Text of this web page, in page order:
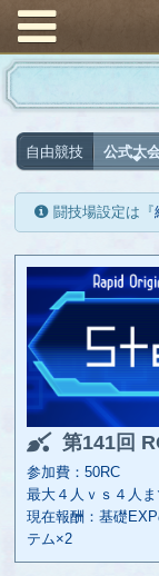
自由競技 公式大
闘技場設定は『
第141回
参加費：50RC
最大４人ｖｓ４人
現在報酬：基礎
テム×2